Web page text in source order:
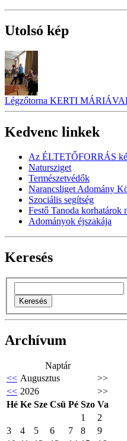
Utolsó kép
Légzőtorna KERTI
Kedvenc linkek
Az ÉLTETŐFORRÁS
Natursziget
Természetvédők
Narancsliget Adomány
Szociális segítség
Festő Tanoda korhatárok
Adományok éjszakája
Keresés
Archívum
Naptár
<< Augusztus
>>
<< 2026
>>
Hé Ke Sze Csü Pé Szo Va
1
2
3
4 5 6 7 8
9